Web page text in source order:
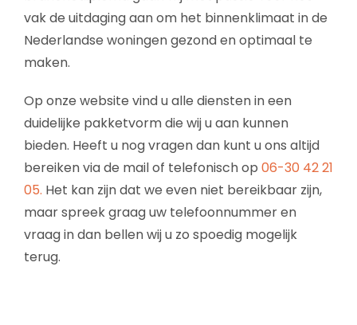
vak de uitdaging aan om het binnenklimaat in de
Nederlandse woningen gezond en optimaal te
maken.
Op onze website vind u alle diensten in een
duidelijke pakketvorm die wij u aan kunnen
bieden. Heeft u nog vragen dan kunt u ons altijd
bereiken via de mail of telefonisch op 06-30 42 21
05. Het kan zijn dat we even niet bereikbaar zijn,
maar spreek graag uw telefoonnummer en
vraag in dan bellen wij u zo spoedig mogelijk
terug.